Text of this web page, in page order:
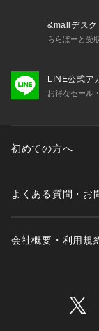
&mallデスク
ららぽーと受
LINE公式ア
お得なセール
初めての方へ
よくある質問・お
会社概要・利用規